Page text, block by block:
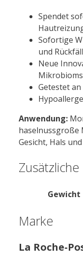
Spendet
Sofortige
und
Neue
Getestet
Anwendung:
haselnussgroße
Gesicht, Hals
Gewicht
Marke
La Roche-